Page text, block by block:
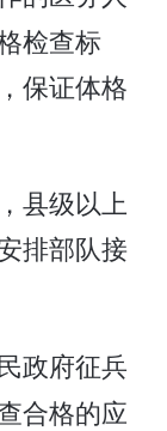
检查标
保证体格
县级以上
排部队接
政府征兵
合格的应